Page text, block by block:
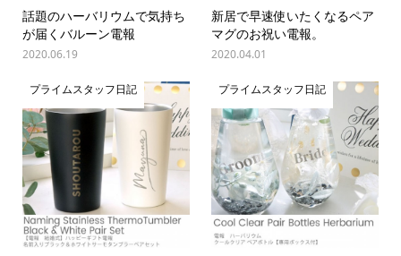
話題のハーバリウムで気持ち
が届くバルーン電報
2020.06.19
新居で早速使いたくなるペア
マグのお祝い電報。
2020.04.01
プライムスタッフ日記 プライムスタッフ日記